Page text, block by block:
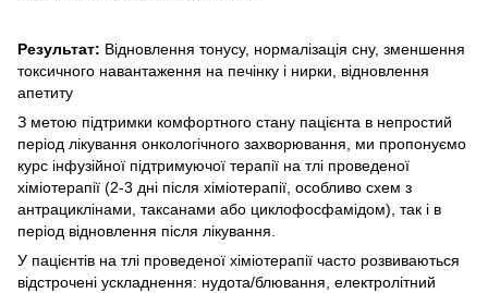
Результат: Відновлення тонусу, нормалізація сну, зменшення
токсичного навантаження на печінку і нирки, відновлення
апетиту
З метою підтримки комфортного стану пацієнта в непростий
період лікування онкологічного захворювання, ми пропонуємо
курс інфузійної підтримуючої терапії на тлі проведеної
хіміотерапії (2-3 дні після хіміотерапії, особливо схем з
антрациклінами, таксанами або циклофосфамідом), так і в
період відновлення після лікування.
У пацієнтів на тлі проведеної хіміотерапії часто розвиваються
відстрочені ускладнення: нудота/блювання, електролітний